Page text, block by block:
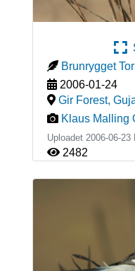
Brunrygget
2006-01-24
Gir Forest,
Klaus Malling
Uploadet 2006-06-23
2482